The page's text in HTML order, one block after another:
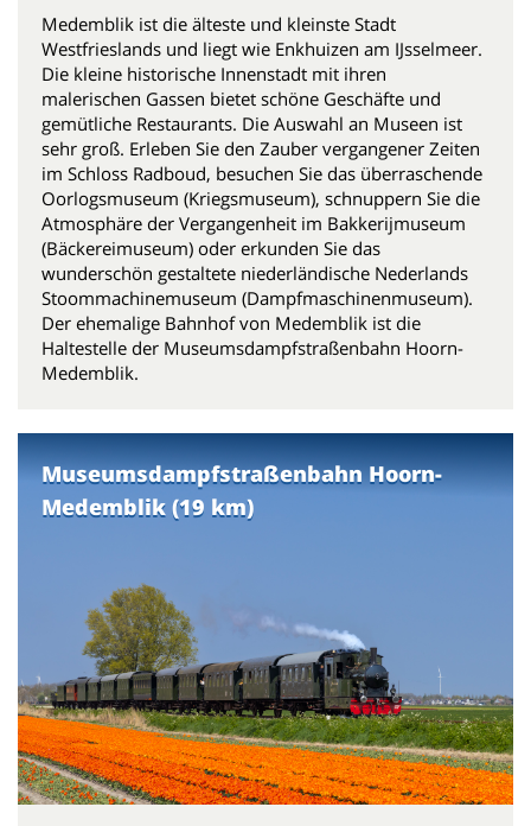
Medemblik ist die älteste und kleinste Stadt
Westfrieslands und liegt wie Enkhuizen am IJsselmeer.
Die kleine historische Innenstadt mit ihren
malerischen Gassen bietet schöne Geschäfte und
gemütliche Restaurants. Die Auswahl an Museen ist
sehr groß. Erleben Sie den Zauber vergangener Zeiten
im Schloss Radboud, besuchen Sie das überraschende
Oorlogsmuseum (Kriegsmuseum), schnuppern Sie die
Atmosphäre der Vergangenheit im Bakkerijmuseum
(Bäckereimuseum) oder erkunden Sie das
wunderschön gestaltete niederländische Nederlands
Stoommachinemuseum (Dampfmaschinenmuseum).
Der ehemalige Bahnhof von Medemblik ist die
Haltestelle der Museumsdampfstraßenbahn Hoorn-
Medemblik.
Museumsdampfstraßenbahn Hoorn-
Medemblik (19 km)